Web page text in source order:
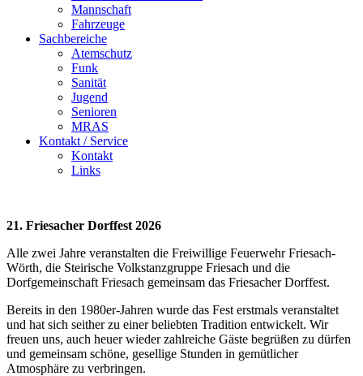
Mannschaft
Fahrzeuge
Sachbereiche
Atemschutz
Funk
Sanität
Jugend
Senioren
MRAS
Kontakt / Service
Kontakt
Links
21. Friesacher Dorffest 2026
Alle zwei Jahre veranstalten die Freiwillige Feuerwehr Friesach-
Wörth, die Steirische Volkstanzgruppe Friesach und die
Dorfgemeinschaft Friesach gemeinsam das Friesacher Dorffest.
Bereits in den 1980er-Jahren wurde das Fest erstmals veranstaltet
und hat sich seither zu einer beliebten Tradition entwickelt. Wir
freuen uns, auch heuer wieder zahlreiche Gäste begrüßen zu dürfen
und gemeinsam schöne, gesellige Stunden in gemütlicher
Atmosphäre zu verbringen.